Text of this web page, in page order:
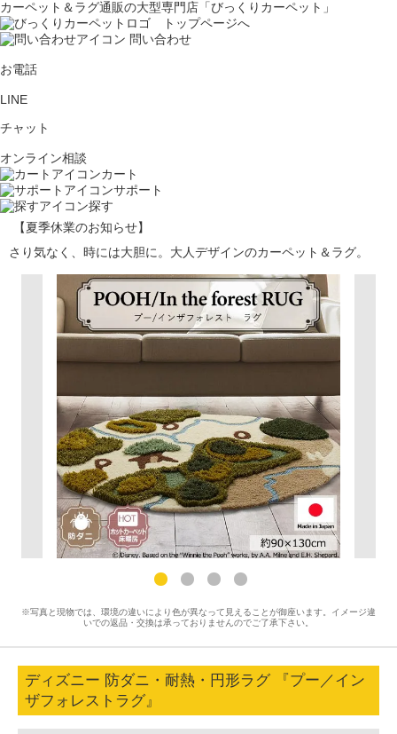
カーペット＆ラグ通販の大型専門店「びっくりカーペット」
問い合わせ
お電話
LINE
チャット
オンライン相談
カート
サポート
探す
【夏季休業のお知らせ】
さり気なく、時には大胆に。大人デザインのカーペット＆ラグ。
※写真と現物では、環境の違いにより色が異なって見えることが御座います。イメージ違
いでの返品・交換は承っておりませんのでご了承下さい。
ディズニー 防ダニ・耐熱・円形ラグ 『プー／イン
ザフォレストラグ』